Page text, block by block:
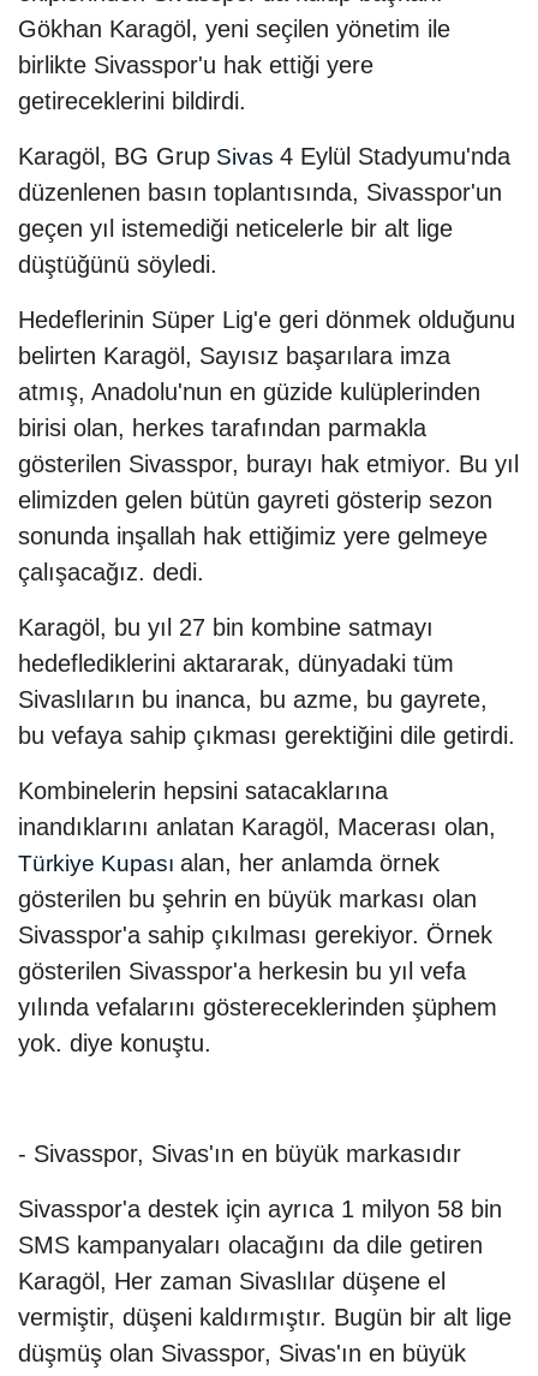
Gökhan Karagöl, yeni seçilen yönetim ile
birlikte Sivasspor'u hak ettiği yere
getireceklerini bildirdi.
Karagöl, BG Grup Sivas 4 Eylül Stadyumu'nda
düzenlenen basın toplantısında, Sivasspor'un
geçen yıl istemediği neticelerle bir alt lige
düştüğünü söyledi.
Hedeflerinin Süper Lig'e geri dönmek olduğunu
belirten Karagöl, Sayısız başarılara imza
atmış, Anadolu'nun en güzide kulüplerinden
birisi olan, herkes tarafından parmakla
gösterilen Sivasspor, burayı hak etmiyor. Bu yıl
elimizden gelen bütün gayreti gösterip sezon
sonunda inşallah hak ettiğimiz yere gelmeye
çalışacağız. dedi.
Karagöl, bu yıl 27 bin kombine satmayı
hedeflediklerini aktararak, dünyadaki tüm
Sivaslıların bu inanca, bu azme, bu gayrete,
bu vefaya sahip çıkması gerektiğini dile getirdi.
Kombinelerin hepsini satacaklarına
inandıklarını anlatan Karagöl, Macerası olan,
Türkiye Kupası alan, her anlamda örnek
gösterilen bu şehrin en büyük markası olan
Sivasspor'a sahip çıkılması gerekiyor. Örnek
gösterilen Sivasspor'a herkesin bu yıl vefa
yılında vefalarını göstereceklerinden şüphem
yok. diye konuştu.
- Sivasspor, Sivas'ın en büyük markasıdır
Sivasspor'a destek için ayrıca 1 milyon 58 bin
SMS kampanyaları olacağını da dile getiren
Karagöl, Her zaman Sivaslılar düşene el
vermiştir, düşeni kaldırmıştır. Bugün bir alt lige
düşmüş olan Sivasspor, Sivas'ın en büyük